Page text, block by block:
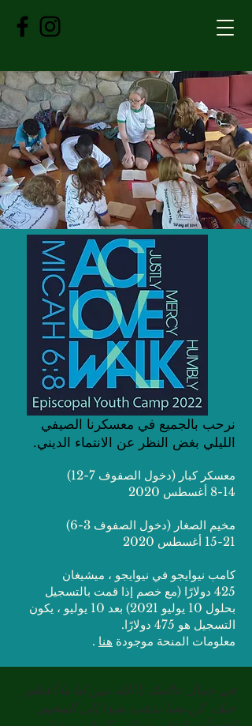
نرحب بالجميع في معسكرنا الصيفي
الليلي بغض النظر عن الانتماء الديني.
معسكر كبار (دخول الصفوف 7-12)
8-14 أغسطس 2020
مخيم الصغار (دخول الصفوف 3-6)
15-21 أغسطس 2020
كامب نيوايجو في نيوايجو ، ميشيغان
425 دولارًا (مع خصم إذا قمت بالتسجيل
بحلول 10 يوليو 2021) بعد 10 يوليو ، يكون
التسجيل هو 475 دولارًا.
معلومات المنحة موجودة هنا .
في جمال عالمك يا الله تبين لنا ما أعظم
حبك. كن معنا نذهب بعيدا إلى المخيم.